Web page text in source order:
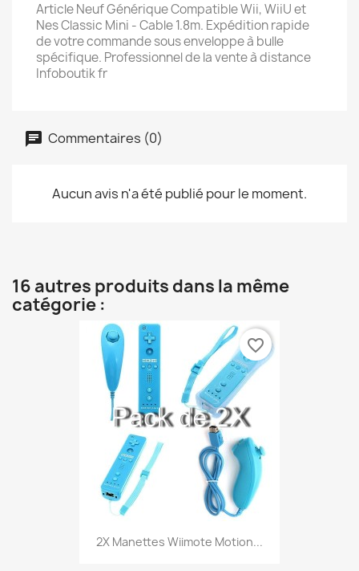
Article Neuf Générique Compatible Wii, WiiU et
Nes Classic Mini - Cable 1.8m. Expédition rapide
de votre commande sous enveloppe à bulle
spécifique. Professionnel de la vente à distance
Infoboutik fr
Commentaires (0)
Aucun avis n'a été publié pour le moment.
16 autres produits dans la même
catégorie :
2X Manettes Wiimote Motion...
favorite_border